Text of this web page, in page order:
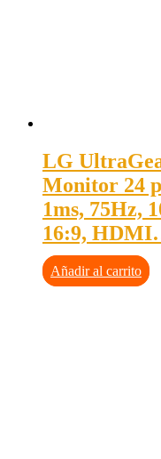
LG
Monitor 24
1ms, 75Hz,
16:9,
Añadir al carrito